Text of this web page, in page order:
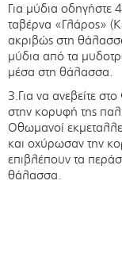
Για μύδια οδηγήστε
ταβέρνα «Γλάρος»
ακριβώς στη
μύδια από τα
μέσα στη θάλασσα.
3.Για να ανεβείτε
στην κορυφή της
Οθωμανοί
και οχύρωσαν την
επιβλέπουν τα
θάλασσα.